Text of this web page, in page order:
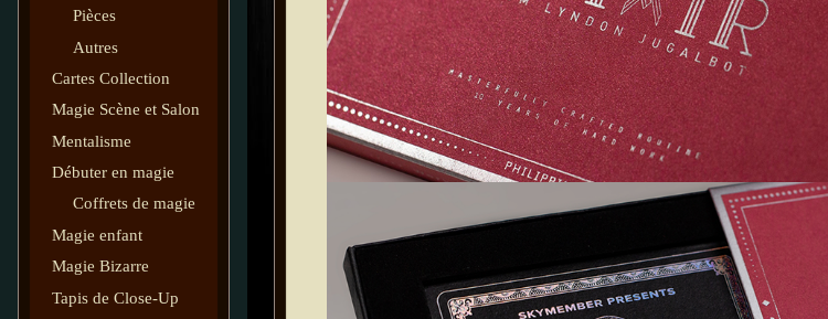
Pièces
Autres
Cartes Collection
Magie Scène et Salon
Mentalisme
Débuter en magie
Coffrets de magie
Magie enfant
Magie Bizarre
Tapis de Close-Up